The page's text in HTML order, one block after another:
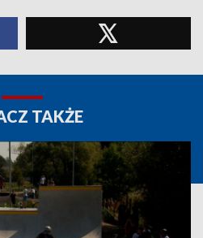
TAKŻE